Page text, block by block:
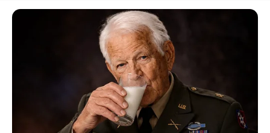
hozzájárulás megadása vagy elutasítása előtt részletesebb
információkhoz juthat, és megváltoztathatja beállításait.
Felhívjuk figyelmét, hogy személyes adatainak bizonyos
kezeléséhez nem feltétlenül szükséges az Ön hozzájárulása, de
jogában áll tiltakozni az ilyen jellegű adatkezelés ellen. A
beállításai csak erre a weboldalra érvényesek. Bármikor
megváltoztathatja a preferenciáit, vagy visszavonhatja
hozzájárulását, ha visszatér erre az oldalra, és rákattint az oldal
alján található "Adatvédelem" gombra.